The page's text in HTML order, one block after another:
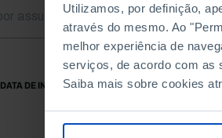
Utilizamos, por definição,
através do mesmo. Ao
melhor experiência de
serviços, de acordo com as
Saiba mais sobre cookies
DATA DE INÍCIO